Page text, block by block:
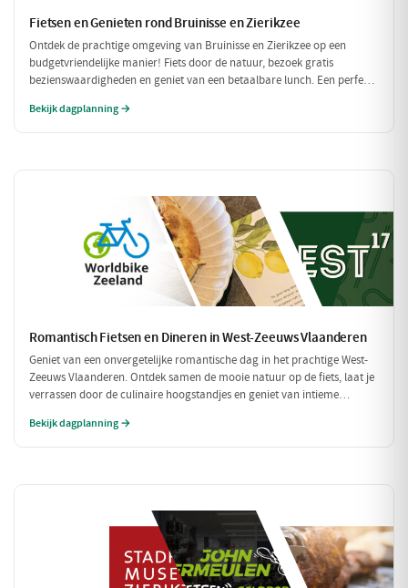
Fietsen en Genieten rond Bruinisse en Zierikzee
Ontdek de prachtige omgeving van Bruinisse en Zierikzee op een
budgetvriendelijke manier! Fiets door de natuur, bezoek gratis
bezienswaardigheden en geniet van een betaalbare lunch. Een perfecte
Bekijk dagplanning →
Romantisch Fietsen en Dineren in West-Zeeuws Vlaanderen
Geniet van een onvergetelijke romantische dag in het prachtige West-
Zeeuws Vlaanderen. Ontdek samen de mooie natuur op de fiets, laat je
verrassen door de culinaire hoogstandjes en geniet van intieme
romantiek!
Bekijk dagplanning →